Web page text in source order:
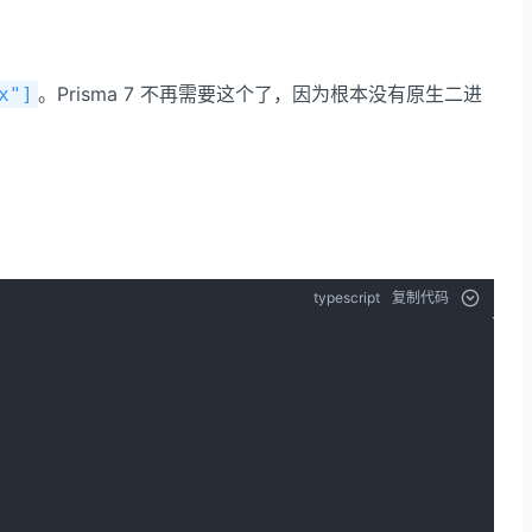
。Prisma 7 不再需要这个了，因为根本没有原生二进
typescript 复制代码